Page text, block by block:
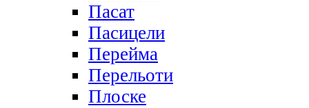
Пасат
Пасицели
Перейма
Перельоти
Плоске